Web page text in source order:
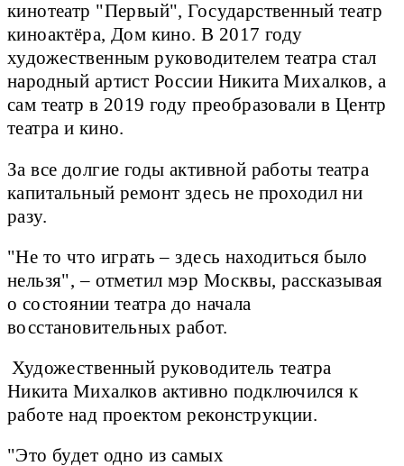
кинотеатр "Первый", Государственный театр
киноактёра, Дом кино. В 2017 году
художественным руководителем театра стал
народный артист России Никита Михалков, а
сам театр в 2019 году преобразовали в Центр
театра и кино.
За все долгие годы активной работы театра
капитальный ремонт здесь не проходил ни
разу.
"Не то что играть – здесь находиться было
нельзя", – отметил мэр Москвы, рассказывая
о состоянии театра до начала
восстановительных работ.
Художественный руководитель театра
Никита Михалков активно подключился к
работе над проектом реконструкции.
"Это будет одно из самых